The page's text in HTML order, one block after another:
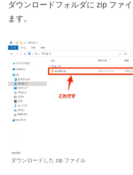
ダウンロードフォルダに zip ファ
ます。
ダウンロードした zip ファイル